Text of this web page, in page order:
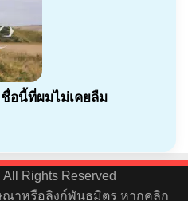
อนี้ที่ผมไม่เคยลืม
Rights Reserved
ณาหรือลิงก์พันธมิตร หากคลิก